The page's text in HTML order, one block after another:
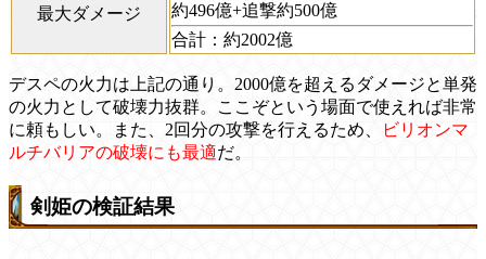
最大ダメージ
約496億+追撃約500億
合計：約2002億
デスペの火力は上記の通り。2000億を超えるダメージと単発
の火力として破壊力抜群。ここぞという場面で使えれば非常
に頼もしい。また、2回分の攻撃を行えるため、
ビリオンマ
ルチバリアの破壊にも最適だ。
剣姫の検証結果